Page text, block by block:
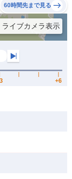
60時間先まで見る